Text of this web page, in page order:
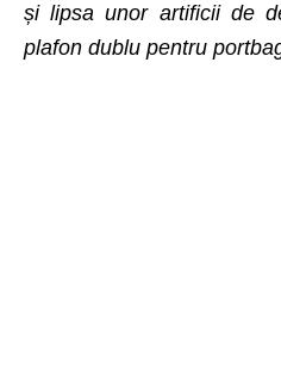
și lipsa unor artificii de
plafon dublu pentru